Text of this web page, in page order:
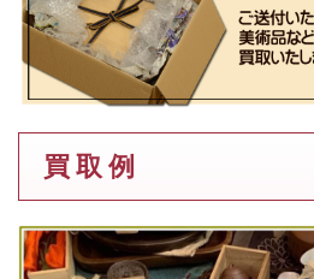
買 取 例